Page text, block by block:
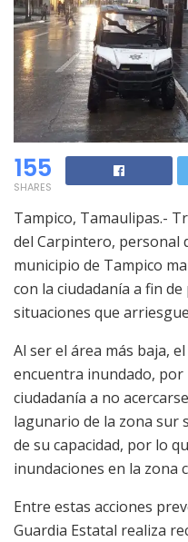
155
SHARES
Tampico, Tamaulipas.-
del Carpintero, personal
municipio de Tampico
con la ciudadanía a fin
situaciones que
Al ser el área más baja,
encuentra inundado, por
ciudadanía a no
lagunario de la zona sur
de su capacidad, por lo
inundaciones en la zona
Entre estas acciones
Guardia Estatal realiza